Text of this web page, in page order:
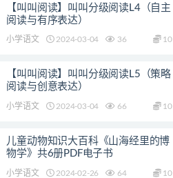
【叫叫阅读】叫叫分级阅读L4（自主
阅读与有序表达）
小学语文 2024-03-04 36 10
【叫叫阅读】叫叫分级阅读L5（策略
阅读与创意表达）
小学语文 2024-03-04 66 10
儿童动物知识大百科《山海经里的博
物学》共6册PDF电子书
小学语文 2024-02-26 64 10